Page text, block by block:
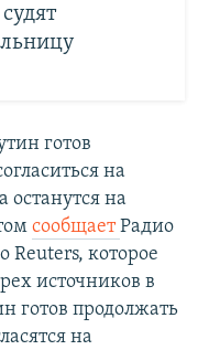
готов
на
на
сообщаетРадио
Reuters, которое
источников в
готов продолжать
на